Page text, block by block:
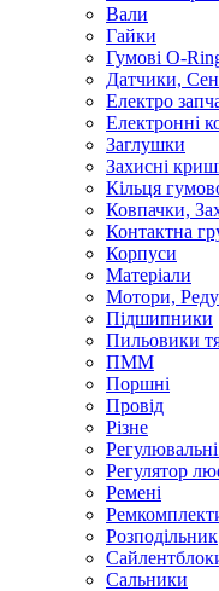
Вали
Гайки
Гумові O-
Датчики,
Електро
Електронні
Заглушки
Захисні
Кільця
Ковпачки,
Контактна
Корпуси
Матеріали
Мотори,
Підшипники
Пильовики
ПММ
Поршні
Провід
Різне
Регулятор
Ремені
Розподільник
Сальники